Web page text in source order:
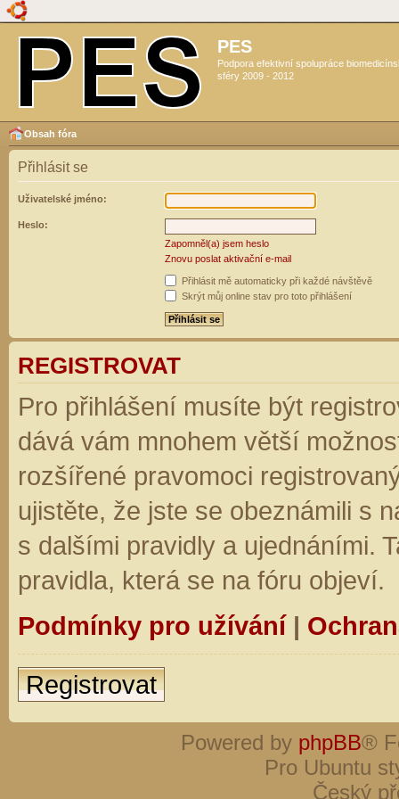
PES
Podpora efektivní spolupráce
sféry 2009 - 2012
Obsah fóra
Přihlásit se
Uživatelské jméno:
Heslo:
Zapomněl(a) jsem heslo
Znovu poslat aktivační e-mail
Přihlásit mě automaticky při každé návštěvě
Skrýt můj online stav pro toto přihlášení
REGISTROVAT
Pro přihlášení musíte být
dává vám mnohem větší
rozšířené pravomoci
ujistěte, že jste se obeznámili s
s dalšími pravidly a ujednáními.
pravidla, která se na fóru objeví.
Podmínky pro užívání|
Registrovat
Powered by phpBB®
Pro Ubuntu
Český